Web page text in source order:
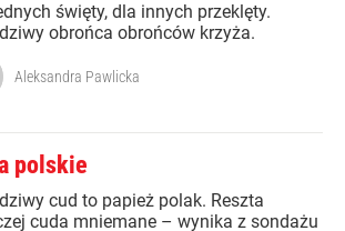
święty, dla innych przeklęty.
obrońca obrońców krzyża.
Aleksandra Pawlicka
polskie
cud to papież polak. Reszta
cuda mniemane – wynika z sondażu